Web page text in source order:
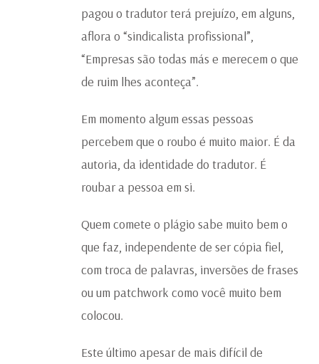
pagou o tradutor terá prejuízo, em alguns,
aflora o “sindicalista profissional”,
“Empresas são todas más e merecem o que
de ruim lhes aconteça”.
Em momento algum essas pessoas
percebem que o roubo é muito maior. É da
autoria, da identidade do tradutor. É
roubar a pessoa em si.
Quem comete o plágio sabe muito bem o
que faz, independente de ser cópia fiel,
com troca de palavras, inversões de frases
ou um patchwork como você muito bem
colocou.
Este último apesar de mais difícil de